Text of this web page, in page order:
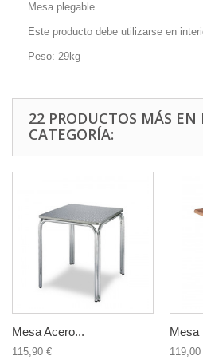
Mesa plegable
Este producto debe utilizarse en
Peso: 29kg
22 PRODUCTOS MÁS
CATEGORÍA:
Mesa Acero...
115,90 €
Mesa
119,00